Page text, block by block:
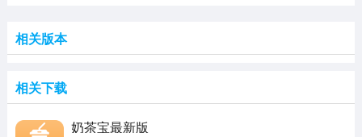
相关版本
相关下载
奶茶宝最新版